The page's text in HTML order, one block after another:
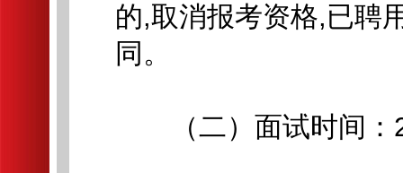
的,取消报考资格,已聘
同。
（二）面试时间：